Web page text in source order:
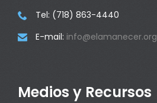
 Tel: (718) 863-4440
 E-mail: info@elamanecer.org
Medios y Recursos